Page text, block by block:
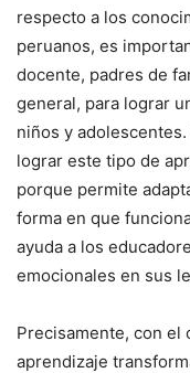
respecto a los
peruanos, es
docente, padres de
general, para lograr
niños y
lograr este tipo de
porque permite
forma en que
ayuda a los
emocionales en sus
Precisamente, con el
aprendizaje